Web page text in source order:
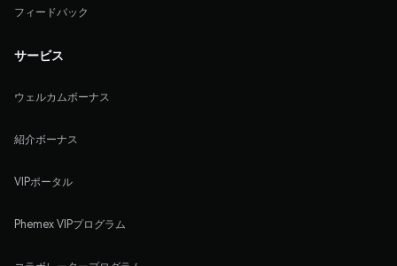
フィードバック
サービス
ウェルカムボーナス
紹介ボーナス
VIPポータル
Phemex VIPプログラム